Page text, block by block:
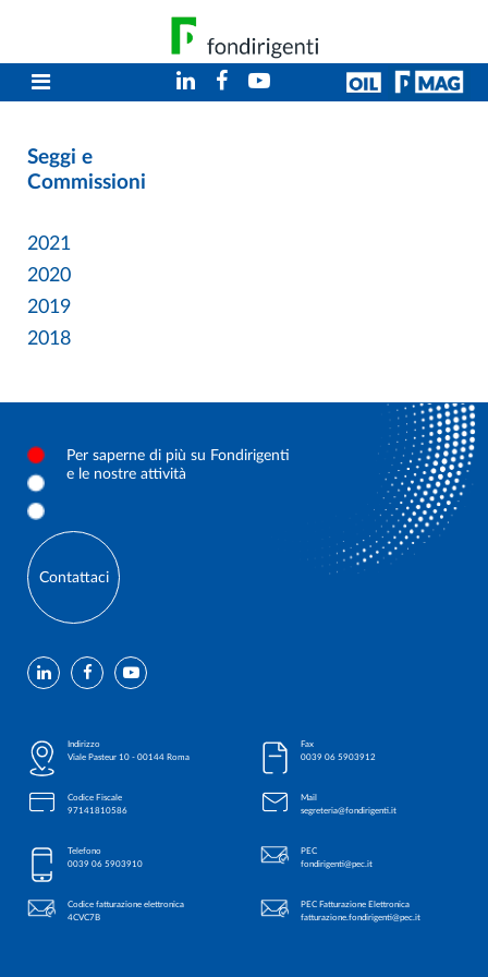
Seggi e
Commissioni
2021
2020
2019
2018
Per saperne di più su Fondirigenti
e le nostre attività
Contattaci
Indirizzo
Viale Pasteur 10 - 00144 Roma
Codice Fiscale
97141810586
Telefono
0039 06 5903910
Codice fatturazione elettronica
4CVC7B
Fax
0039 06 5903912
Mail
segreteria@fondirigenti.it
PEC
fondirigenti@pec.it
PEC Fatturazione Elettronica
fatturazione.fondirigenti@pec.it